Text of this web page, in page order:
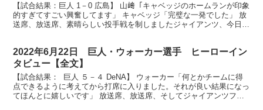
【試合結果：巨人 1－0 広島】 山﨑「キャベッジのホームランが印象
的すぎてすごい興奮してます」 キャベッジ「完璧な一発でした」 放
送席、放送席、素晴らしい投手戦を制しましたジャイアンツ、今日は
2022年6月22日 巨人・ウォーカー選手 ヒーローイン
タビュー【全文】
【試合結果： 巨人 ５－４ DeNA】 ウォーカー「何とかチームに得
点できるように考えてから打席に入りました。それが良い結果になっ
てほんとに嬉しいです」 放送席、放送席、そしてジャイアンツファ